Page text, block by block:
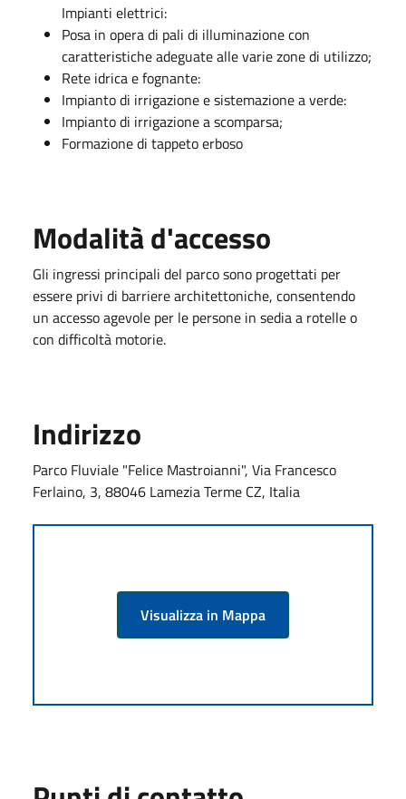
Impianti elettrici:
Posa in opera di pali di illuminazione con
caratteristiche adeguate alle varie zone di utilizzo;
Rete idrica e fognante:
Impianto di irrigazione e sistemazione a verde:
Impianto di irrigazione a scomparsa;
Formazione di tappeto erboso
Modalità d'accesso
Gli ingressi principali del parco sono progettati per
essere privi di barriere architettoniche, consentendo
un accesso agevole per le persone in sedia a rotelle o
con difficoltà motorie.
Indirizzo
Parco Fluviale "Felice Mastroianni", Via Francesco
Ferlaino, 3, 88046 Lamezia Terme CZ, Italia
Visualizza in Mappa